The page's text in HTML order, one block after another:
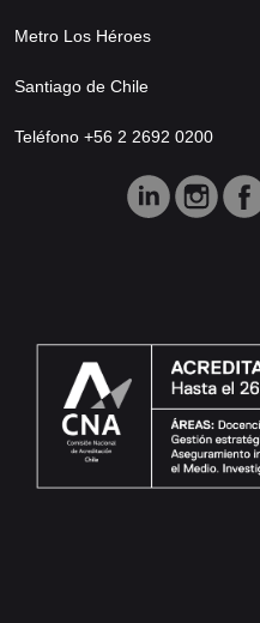
Metro Los Héroes
Santiago de Chile
Teléfono +56 2 2692 0200